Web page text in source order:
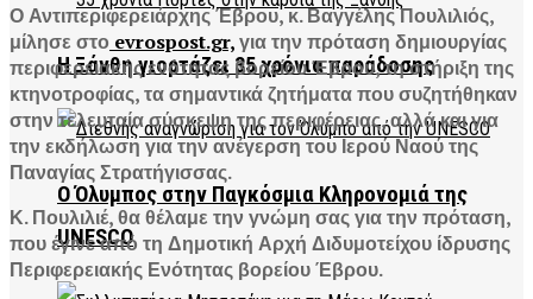
Η Ξάνθη γιορτάζει 35 χρόνια παράδοσης
Ο Όλυμπος στην Παγκόσμια Κληρονομιά της
UNESCO
Ο Αντιπεριφερειάρχης Έβρου, κ. Βαγγέλης Πουλιλιός,
μίλησε στο evrospost.gr,για την πρόταση δημιουργίας
περιφερειακής ενότητας βορείου Έβρου, τη στήριξη της
κτηνοτροφίας, τα σημαντικά ζητήματα που συζητήθηκαν
στην τελευταία σύσκεψη της περιφέρειας, αλλά και για
την εκδήλωση για την ανέγερση του Ιερού Ναού της
Παναγίας Στρατήγισσας.
Κ. Πουλιλιέ, θα θέλαμε την γνώμη σας για την πρόταση,
που έγινε από τη Δημοτική Αρχή Διδυμοτείχου ίδρυσης
Περιφερειακής Ενότητας βορείου Έβρου.